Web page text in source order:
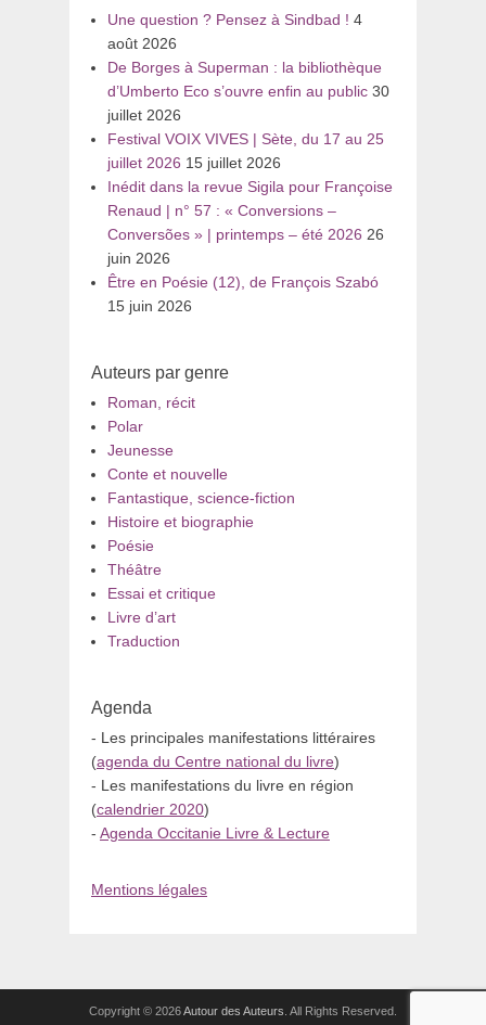
Une question ? Pensez à Sindbad ! 4
août 2026
De Borges à Superman : la bibliothèque
d’Umberto Eco s’ouvre enfin au public 30
juillet 2026
Festival VOIX VIVES | Sète, du 17 au 25
juillet 2026 15 juillet 2026
Inédit dans la revue Sigila pour Françoise
Renaud | n° 57 : « Conversions –
Conversões » | printemps – été 2026 26
juin 2026
Être en Poésie (12), de François Szabó
15 juin 2026
Auteurs par genre
Roman, récit
Polar
Jeunesse
Conte et nouvelle
Fantastique, science-fiction
Histoire et biographie
Poésie
Théâtre
Essai et critique
Livre d’art
Traduction
Agenda
- Les principales manifestations littéraires
(agenda du Centre national du livre)
- Les manifestations du livre en région
(calendrier 2020)
- Agenda Occitanie Livre & Lecture
Mentions légales
Copyright © 2026Autour des Auteurs . All Rights Reserved.